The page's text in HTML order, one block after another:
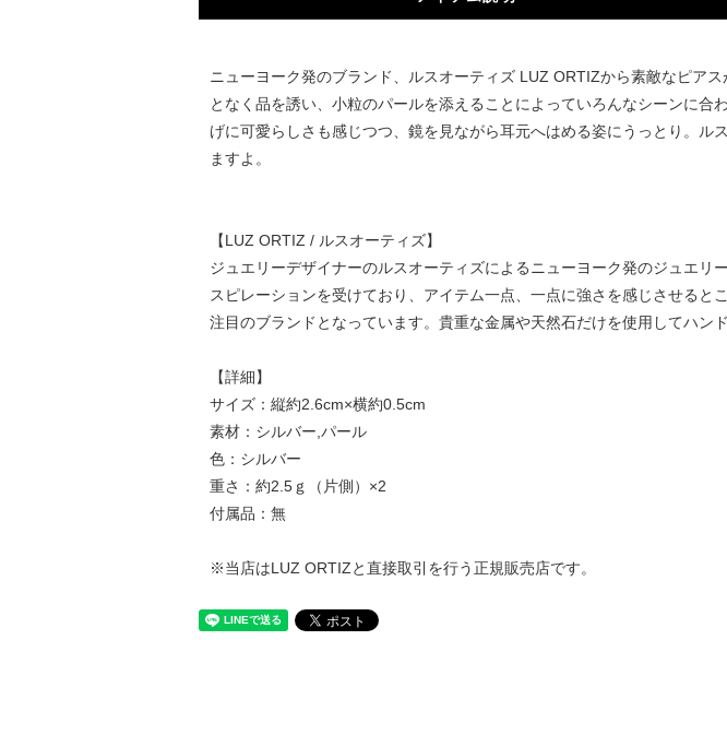
ニューヨーク発のブランド、ルスオーティズ LUZ ORTIZから素敵なピア
となく品を誘い、小粒のパールを添えることによっていろんなシーンに
げに可愛らしさも感じつつ、鏡を見ながら耳元へはめる姿にうっとり。
ますよ。
【LUZ ORTIZ / ルスオーティズ】
ジュエリーデザイナーのルスオーティズによるニューヨーク発のジュエ
スピレーションを受けており、アイテム一点、一点に強さを感じさせる
注目のブランドとなっています。貴重な金属や天然石だけを使用してハン
【詳細】
サイズ：縦約2.6cm×横約0.5cm
素材：シルバー,パール
色：シルバー
重さ：約2.5ｇ（片側）×2
付属品：無
※当店はLUZ ORTIZと直接取引を行う正規販売店です。